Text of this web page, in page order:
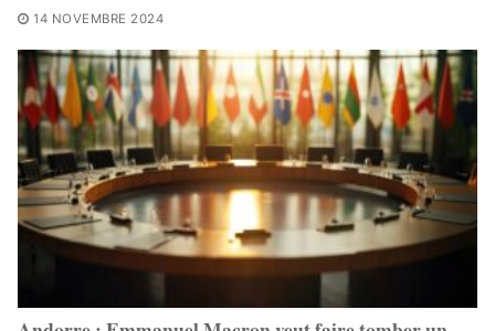
14 NOVEMBRE 2024